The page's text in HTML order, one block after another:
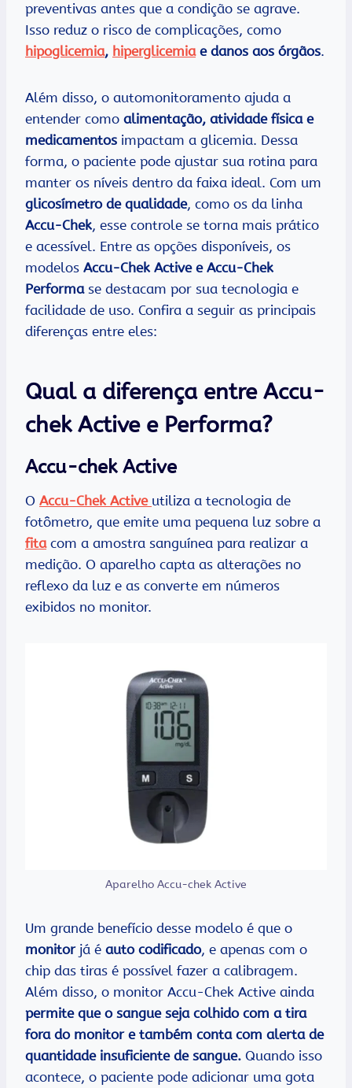
preventivas antes que a condição se agrave.
Isso reduz o risco de complicações, como
hipoglicemia, hiperglicemiae danos aos órgãos.
Além disso, o automonitoramento ajuda a
entender como alimentação, atividade física e
medicamentos impactam a glicemia. Dessa
forma, o paciente pode ajustar sua rotina para
manter os níveis dentro da faixa ideal. Com um
glicosímetro de qualidade, como os da linha
Accu-Chek, esse controle se torna mais prático
e acessível. Entre as opções disponíveis, os
modelos Accu-Chek Active e Accu-Chek
Performase destacam por sua tecnologia e
facilidade de uso. Confira a seguir as principais
diferenças entre eles:
Qual a diferença entre Accu-
chek Active e Performa?
Accu-chek Active
O Accu-Chek Active utiliza a tecnologia de
fotômetro, que emite uma pequena luz sobre a
fitacom a amostra sanguínea para realizar a
medição. O aparelho capta as alterações no
reflexo da luz e as converte em números
exibidos no monitor.
Aparelho Accu-chek Active
Um grande benefício desse modelo é que o
monitor já é auto codificado, e apenas com o
chip das tiras é possível fazer a calibragem.
Além disso, o monitor Accu-Chek Active ainda
permite que o sangue seja colhido com a tira
fora do monitor e também conta com alerta de
quantidade insuficiente de sangue. Quando isso
acontece, o paciente pode adicionar uma gota